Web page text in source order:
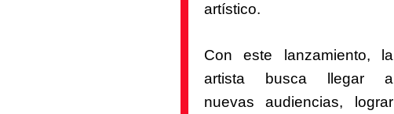
artístico.
Con este lanzamiento, la
artista busca llegar a
nuevas audiencias, lograr